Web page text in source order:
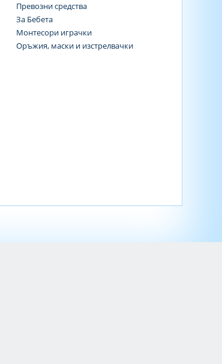
Превозни средства
За Бебета
Монтесори играчки
Оръжия, маски и изстрелвачки